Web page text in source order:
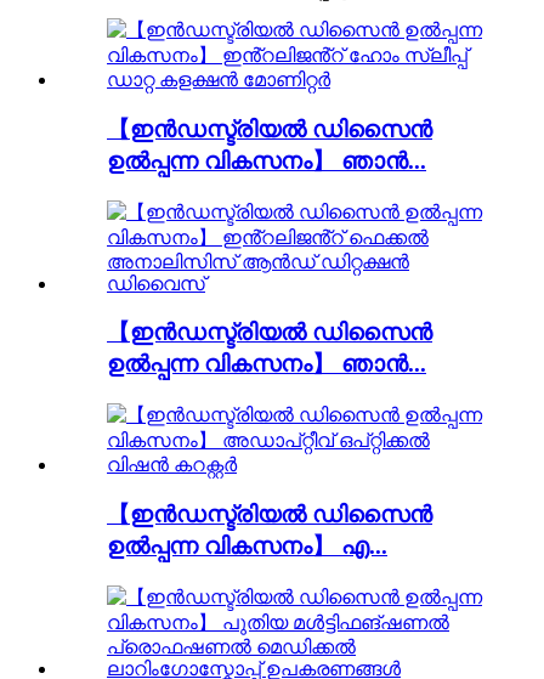
【ഇൻഡസ്ട്രിയൽ ഡിസൈൻ
ഉൽപ്പന്ന വികസനം】 ഞാൻ...
【ഇൻഡസ്ട്രിയൽ ഡിസൈൻ
ഉൽപ്പന്ന വികസനം】 ഞാൻ...
【ഇൻഡസ്ട്രിയൽ ഡിസൈൻ
ഉൽപ്പന്ന വികസനം】 എ...